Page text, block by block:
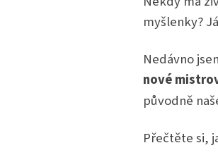
myšlenky?
Nedávno
nové
původně
Přečtěte si,